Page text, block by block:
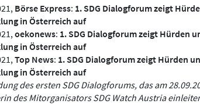
Börse Express: 1. SDG Dialogforum zeigt
in Österreich auf
oekonews: 1. SDG Dialogforum zeigt Hürden
in Österreich auf
Top News: 1. SDG Dialogforum zeigt Hürden
in Österreich auf
des ersten SDG Dialogforums, das am
des Mitorganisators SDG Watch Austria